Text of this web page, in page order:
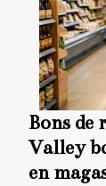
Bons
Valley
en